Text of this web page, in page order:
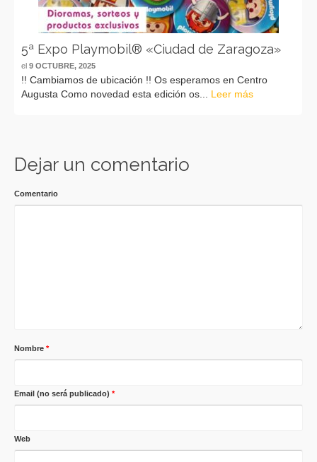
5ª Expo Playmobil® «Ciudad de Zaragoza»
el 9 OCTUBRE, 2025
!! Cambiamos de ubicación !! Os esperamos en Centro
Augusta Como novedad esta edición os... Leer más
Dejar un comentario
Comentario
Nombre *
Email (no será publicado) *
Web